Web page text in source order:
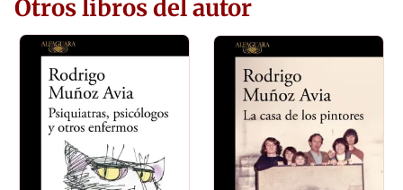
Otros libros del autor